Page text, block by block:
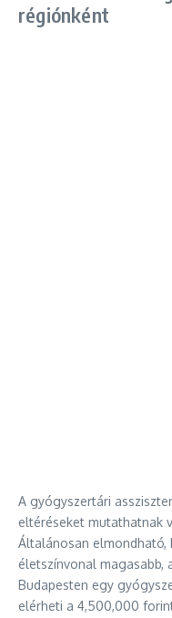
régiónként
A gyógyszertári
eltéréseket mutathatnak
Általánosan elmondható,
életszínvonal magasabb,
Budapesten egy
elérheti a 4,500,000